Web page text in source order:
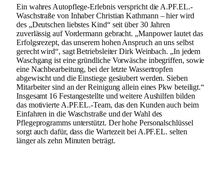
Ein wahres Autopflege-Erlebnis verspricht die A.PF.EL.-
Waschstraße von Inhaber Christian Kathmann – hier wird
des „Deutschen liebstes Kind“ seit über 30 Jahren
zuverlässig auf Vordermann gebracht. „Manpower lautet das
Erfolgsrezept, das unserem hohen Anspruch an uns selbst
gerecht wird“, sagt Betriebsleiter Dirk Weinbach. „In jedem
Waschgang ist eine gründliche Vorwäsche inbegriffen, sowie
eine Nachbearbeitung, bei der letzte Wassertropfen
abgewischt und die Einstiege gesäubert werden. Sieben
Mitarbeiter sind an der Reinigung allein eines Pkw beteiligt.“
Insgesamt 16 Festangestellte und weitere Aushilfen bilden
das motivierte A.PF.EL.-Team, das den Kunden auch beim
Einfahren in die Waschstraße und der Wahl des
Pflegeprogramms unterstützt. Der hohe Personalschlüssel
sorgt auch dafür, dass die Wartezeit bei A.PF.EL. selten
länger als zehn Minuten beträgt.